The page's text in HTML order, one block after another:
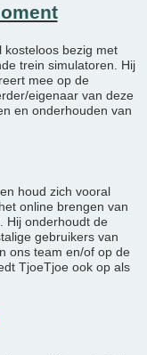
kosteloos bezig met
trein simulatoren. Hij
mee op de
eigenaar van deze
en onderhouden van
houd zich vooral
online brengen van
Hij onderhoudt de
gebruikers van
ons team en/of op de
TjoeTjoe ook op als